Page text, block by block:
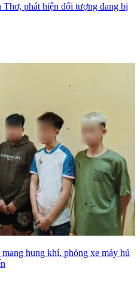
phát hiện đối tượng đang bị
hung khí, phóng xe máy hú